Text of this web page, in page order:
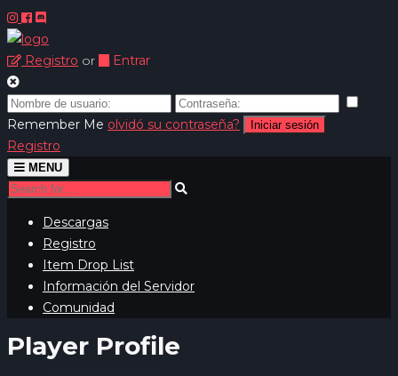
Registro or Entrar
Remember Me olvidó su contraseña? Iniciar sesión
Registro
Toggle
navigation
MENU
Descargas
Registro
Item Drop List
Información del Servidor
Comunidad
Player Profile